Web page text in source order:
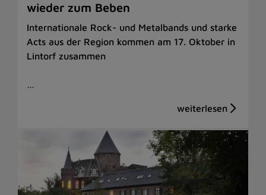
wieder zum Beben
Internationale Rock- und Metalbands und starke
Acts aus der Region kommen am 17. Oktober in
Lintorf zusammen
…